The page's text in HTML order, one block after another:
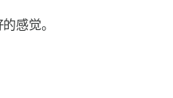
感觉。